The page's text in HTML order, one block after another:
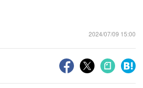
2024/07/09 15:00